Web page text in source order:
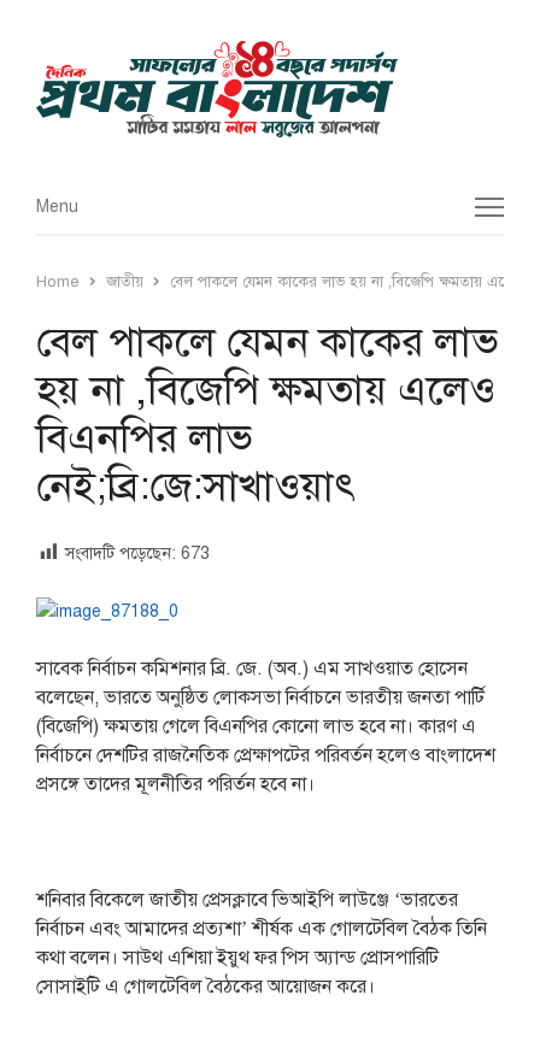
Menu
Menu
Home জাতীয় বেল পাকলে যেমন কাকের লাভ হয় না ,বিজেপি ক্ষমতায় এলেও
বেল পাকলে যেমন কাকের লাভ
হয় না ,বিজেপি ক্ষমতায় এলেও
বিএনপির লাভ
নেই;ব্রি:জে:সাখাওয়াৎ
সংবাদটি পড়েছেন: 673
সাবেক নির্বাচন কমিশনার ব্রি. জে. (অব.) এম সাখওয়াত হোসেন
বলেছেন, ভারতে অনুষ্ঠিত লোকসভা নির্বাচনে ভারতীয় জনতা পার্টি
(বিজেপি) ক্ষমতায় গেলে বিএনপির কোনো লাভ হবে না। কারণ এ
নির্বাচনে দেশটির রাজনৈতিক প্রেক্ষাপটের পরিবর্তন হলেও বাংলাদেশ
প্রসঙ্গে তাদের মূলনীতির পরির্তন হবে না।
শনিবার বিকেলে জাতীয় প্রেসক্লাবে ভিআইপি লাউঞ্জে ‘ভারতের
নির্বাচন এবং আমাদের প্রত্যশা’ শীর্ষক এক গোলটেবিল বৈঠক তিনি
কথা বলেন। সাউথ এশিয়া ইয়ুথ ফর পিস অ্যান্ড প্রোসপারিটি
সোসাইটি এ গোলটেবিল বৈঠকের আয়োজন করে।